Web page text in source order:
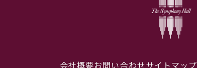
会社概要お問い合わせサイトマップ